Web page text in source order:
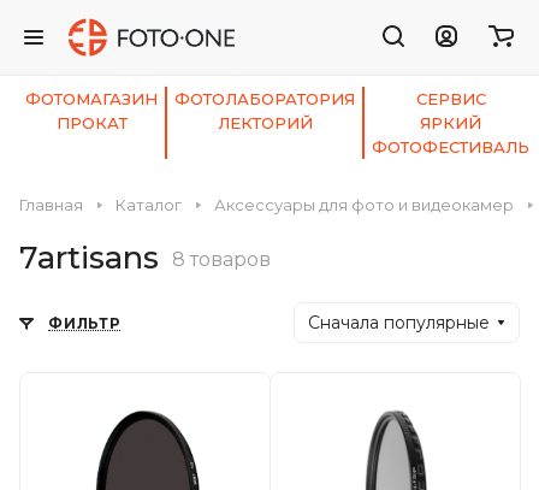
ФОТОМАГАЗИН ФОТОЛАБОРАТОРИЯ
СЕРВИС
ПРОКАТ
ЛЕКТОРИЙ
ЯРКИЙ
ФОТОФЕСТИВАЛЬ
Главная Каталог Аксессуары для фото и видеокамер
7artisans 8 товаров
ФИЛЬТР Сначала популярные